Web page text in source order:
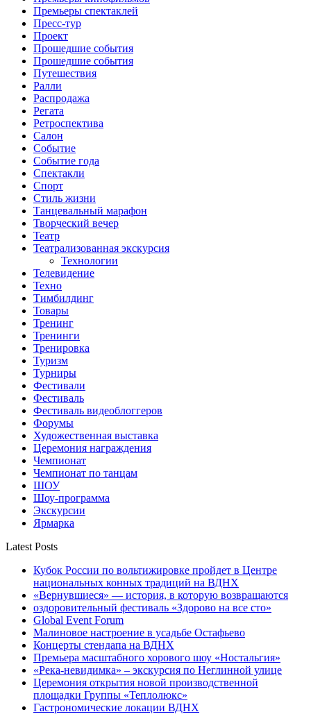
Премьеры спектаклей
Пресс-тур
Проект
Прошедшие события
Прошедшие события
Путешествия
Ралли
Распродажа
Регата
Ретроспектива
Салон
Событие
Событие года
Спектакли
Спорт
Стиль жизни
Танцевальный марафон
Творческий вечер
Театр
Театрализованная экскурсия
Технологии
Телевидение
Техно
Тимбилдинг
Товары
Тренинг
Тренинги
Тренировка
Туризм
Турниры
Фестивали
Фестиваль
Фестиваль видеоблоггеров
Форумы
Художественная выставка
Церемония награждения
Чемпионат
Чемпионат по танцам
ШОУ
Шоу-программа
Экскурсии
Ярмарка
Latest Posts
Кубок России по вольтижировке пройдет в Центре
национальных конных традиций на ВДНХ
«Вернувшиеся» — история, в которую возвращаются
оздоровительный фестиваль «Здорово на все сто»
Global Event Forum
Малиновое настроение в усадьбе Остафьево
Концерты стендапа на ВДНХ
Премьера масштабного хорового шоу «Ностальгия»
«Река-невидимка» – экскурсия по Неглинной улице
Церемония открытия новой производственной
площадки Группы «Теплолюкс»
Гастрономические локации ВДНХ